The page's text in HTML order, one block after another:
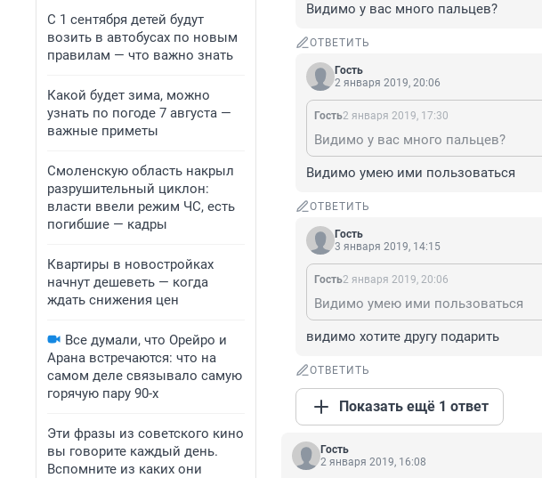
С 1 сентября детей будут
возить в автобусах по новым
правилам — что важно знать
Какой будет зима, можно
узнать по погоде 7 августа —
важные приметы
Смоленскую область накрыл
разрушительный циклон:
власти ввели режим ЧС, есть
погибшие — кадры
Квартиры в новостройках
начнут дешеветь — когда
ждать снижения цен
Все думали, что Орейро и
Арана встречаются: что на
самом деле связывало самую
горячую пару 90-х
Эти фразы из советского кино
вы говорите каждый день.
Вспомните из каких они
Видимо у вас много пальцев?
ОТВЕТИТЬ
Гость
2 января 2019, 20:06
Гость2 января 2019, 17:30
Видимо у вас много пальцев?
Видимо умею ими пользоваться
ОТВЕТИТЬ
Гость
3 января 2019, 14:15
Гость2 января 2019, 20:06
Видимо умею ими пользоваться
видимо хотите другу подарить
ОТВЕТИТЬ
Показать ещё 1 ответ
Гость
2 января 2019, 16:08